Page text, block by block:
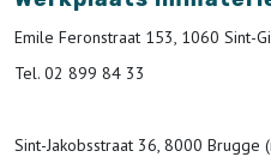
Emile Feronstraat 153, 1060 Sint-
Tel. 02 899 84 33
Sint-Jakobsstraat 36, 8000 Brugge